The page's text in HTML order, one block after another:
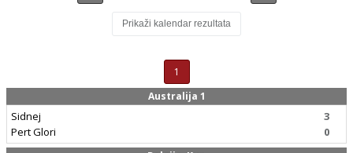
Prikaži kalendar rezultata
1
Australija 1
Sidnej
Pert Glori
3
0